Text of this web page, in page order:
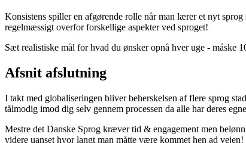
Konsistens spiller en afgørende rolle når man lærer et nyt
regelmæssigt overfor forskellige aspekter ved sproget!
Sæt realistiske mål for hvad du ønsker opnå hver uge - måske
Afsnit afslutning
I takt med globaliseringen bliver beherskelsen af flere sprog
tålmodig imod dig selv gennem processen da alle har deres
Mestre det Danske Sprog kræver tid & engagement men
videre uanset hvor langt man måtte være kommet hen ad vejen!